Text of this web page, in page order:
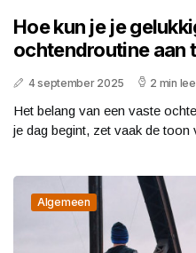
Hoe kun je je
ochtendroutine aan
4 september 2025 2 min
Het belang van een vaste
je dag begint, zet vaak de toon
Algemeen